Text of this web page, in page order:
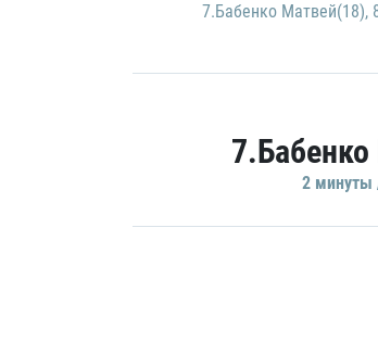
7.Бабенко Матвей(18),
2 минуты